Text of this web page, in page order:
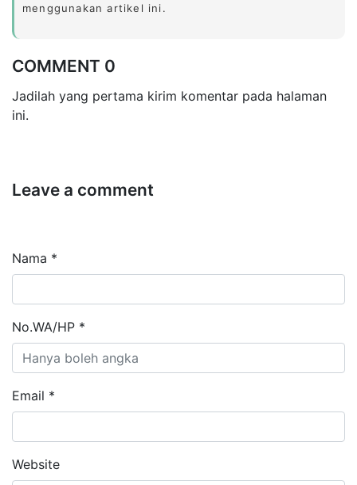
menggunakan artikel ini.
COMMENT 0
Jadilah yang pertama kirim komentar pada halaman
ini.
Leave a comment
Nama *
No.WA/HP *
Email *
Website